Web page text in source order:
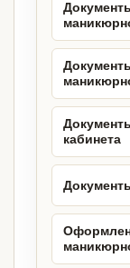
кабинета